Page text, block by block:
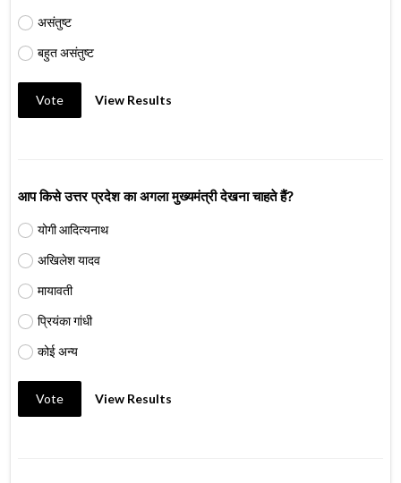
असंतुष्ट
बहुत असंतुष्ट
Vote View Results
आप किसे उत्तर प्रदेश का अगला मुख्यमंत्री देखना चाहते हैं?
योगी आदित्यनाथ
अखिलेश यादव
मायावती
प्रियंका गांधी
कोई अन्य
Vote View Results